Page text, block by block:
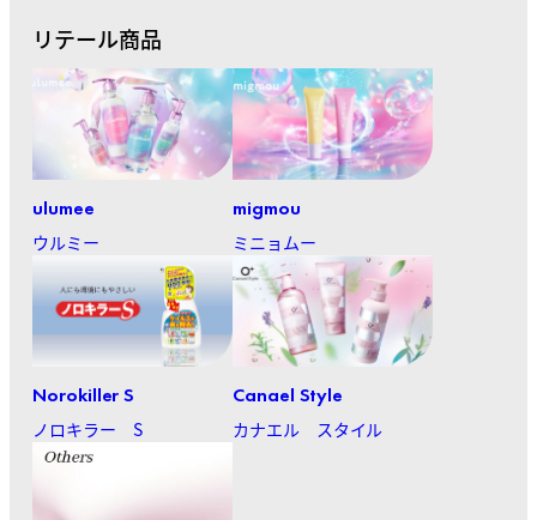
リテール商品
ulumee
ウルミー
migmou
ミニョムー
Norokiller S
ノロキラー S
Canael Style
カナエル スタイル